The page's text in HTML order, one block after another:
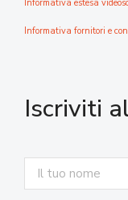
Informativa estesa
Informativa fornitori e
Iscriviti